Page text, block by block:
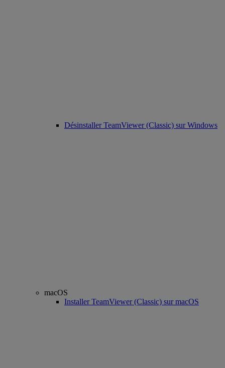
Désinstaller TeamViewer (Classic) sur Windows
macOS
Installer TeamViewer (Classic) sur macOS